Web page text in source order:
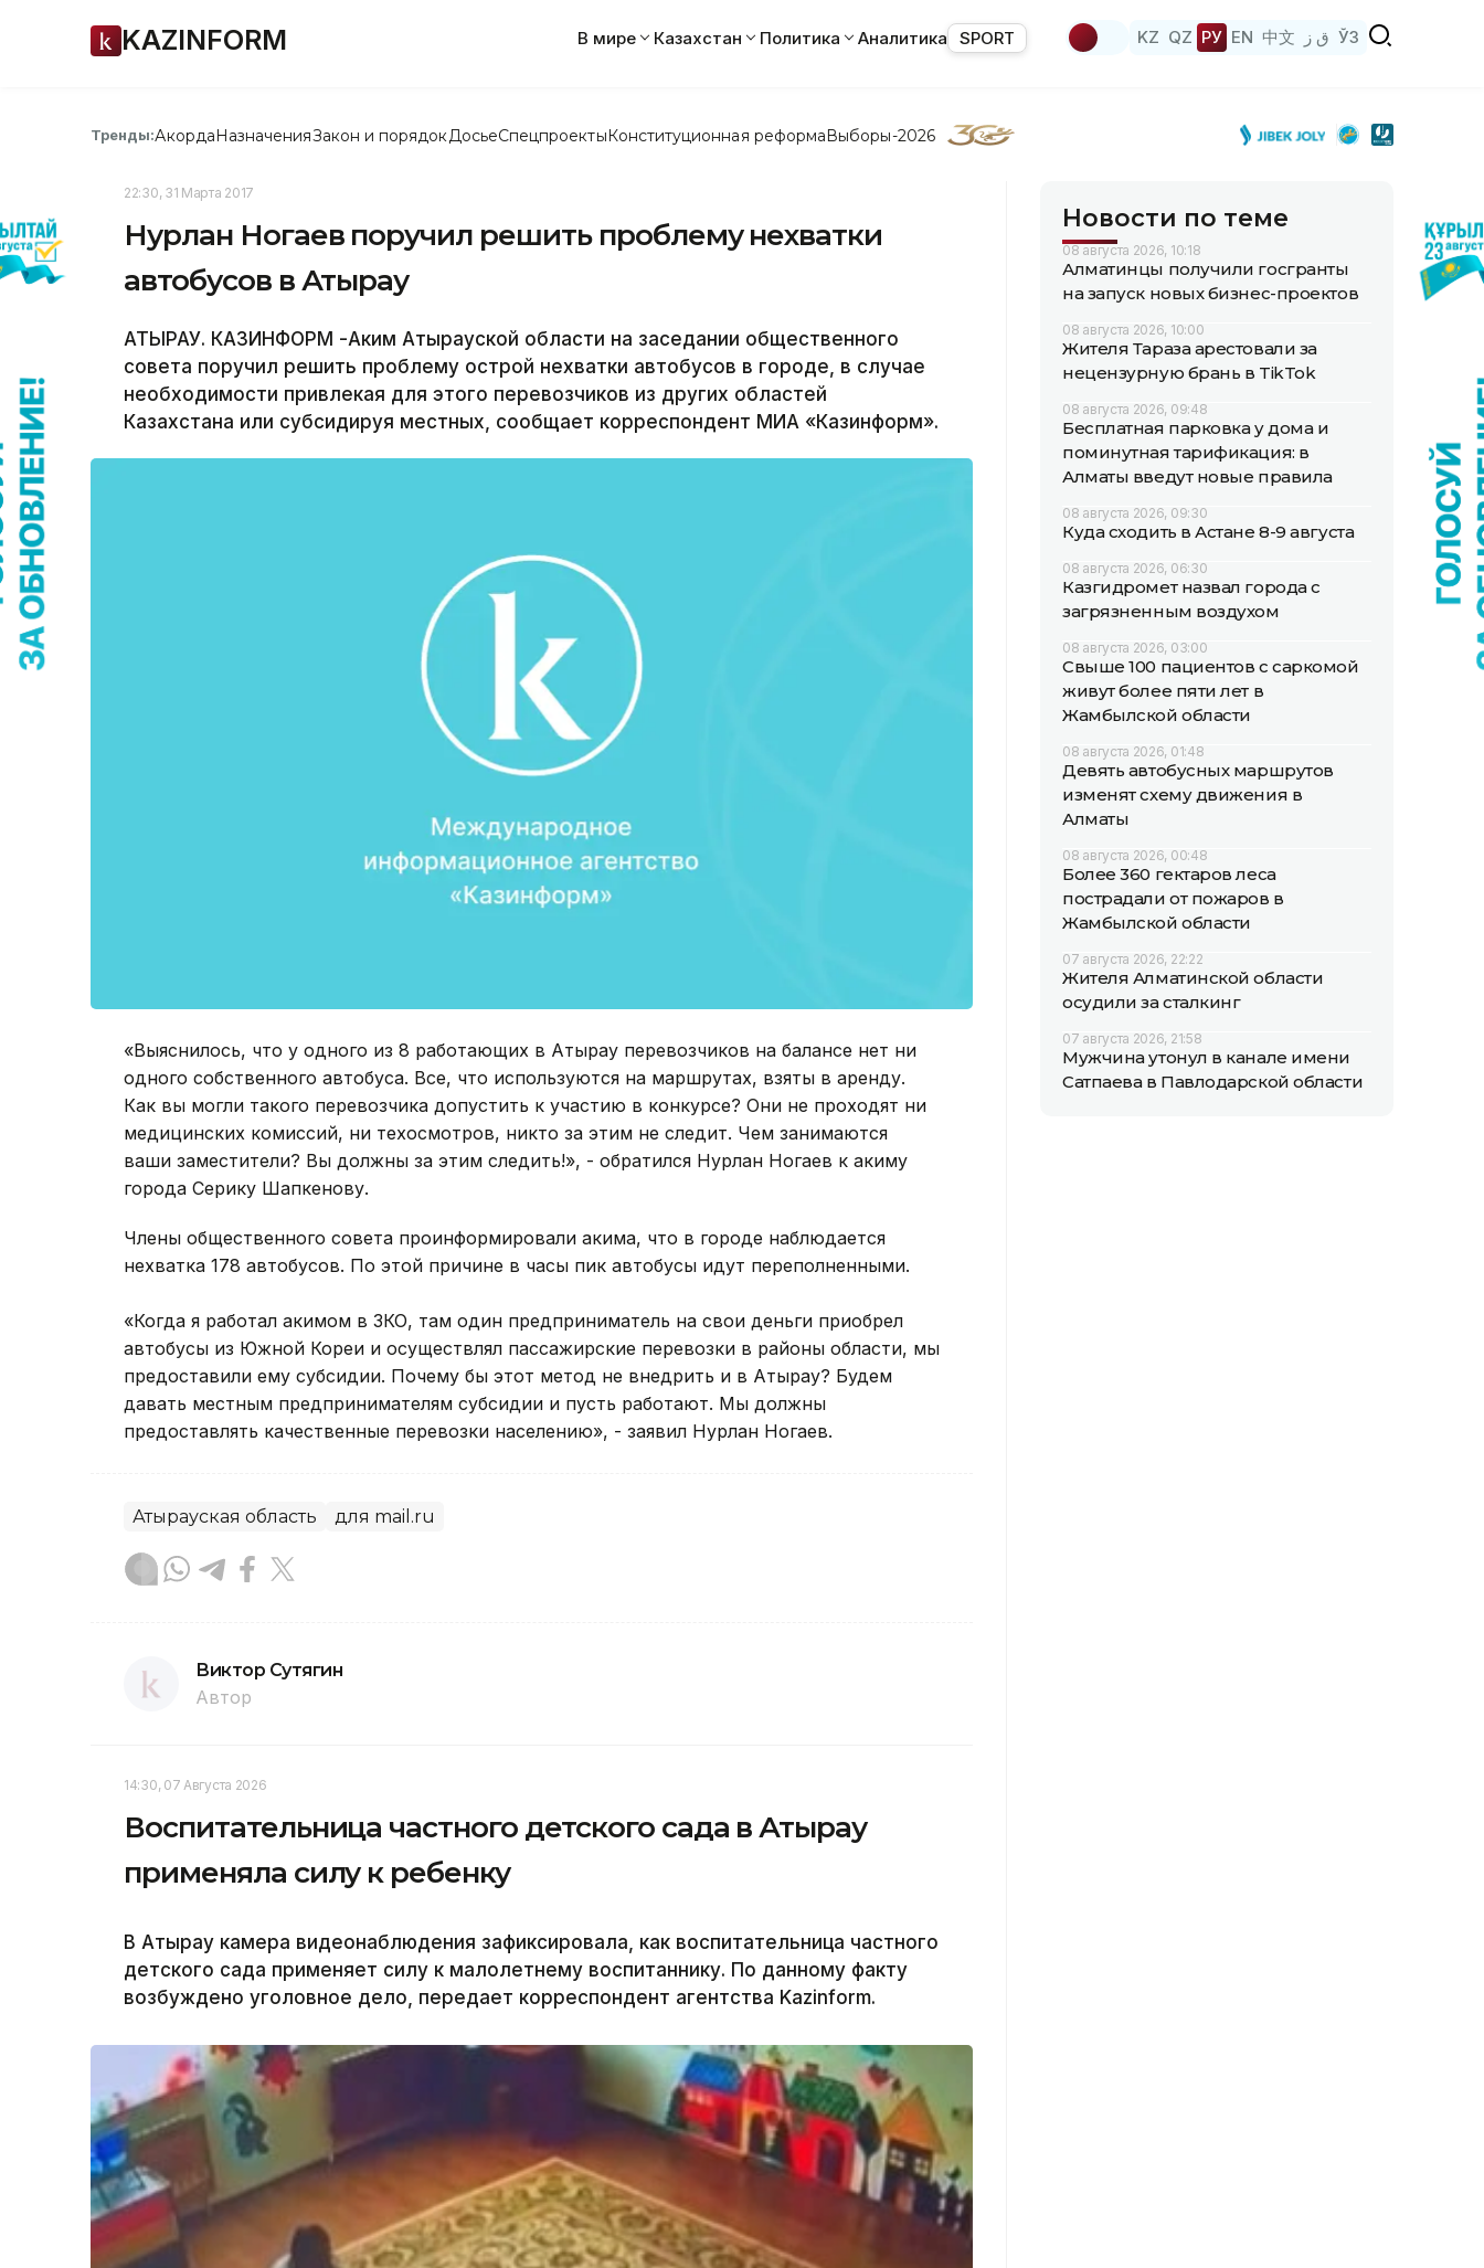
KAZINFORM В мире Казахстан Политика Аналитика SPORT KZ QZ РУ EN 中文 ق ز ЎЗ
Тренды:АкордаНазначенияЗакон и порядок ДосьеСпецпроектыКонституционная реформаВыборы-2026
22:30, 31 Марта 2017
Нурлан Ногаев поручил решить проблему нехватки
автобусов в Атырау
АТЫРАУ. КАЗИНФОРМ -Аким Атырауской области на заседании общественного
совета поручил решить проблему острой нехватки автобусов в городе, в случае
необходимости привлекая для этого перевозчиков из других областей
Казахстана или субсидируя местных, сообщает корреспондент МИА «Казинформ».
«Выяснилось, что у одного из 8 работающих в Атырау перевозчиков на балансе нет ни
одного собственного автобуса. Все, что используются на маршрутах, взяты в аренду.
Как вы могли такого перевозчика допустить к участию в конкурсе? Они не проходят ни
медицинских комиссий, ни техосмотров, никто за этим не следит. Чем занимаются
ваши заместители? Вы должны за этим следить!», - обратился Нурлан Ногаев к акиму
города Серику Шапкенову.
Члены общественного совета проинформировали акима, что в городе наблюдается
нехватка 178 автобусов. По этой причине в часы пик автобусы идут переполненными.
«Когда я работал акимом в ЗКО, там один предприниматель на свои деньги приобрел
автобусы из Южной Кореи и осуществлял пассажирские перевозки в районы области, мы
предоставили ему субсидии. Почему бы этот метод не внедрить и в Атырау? Будем
давать местным предпринимателям субсидии и пусть работают. Мы должны
предоставлять качественные перевозки населению», - заявил Нурлан Ногаев.
Атырауская область для mail.ru
Виктор Сутягин
Автор
14:30, 07 Августа 2026
Воспитательница частного детского сада в Атырау
применяла силу к ребенку
В Атырау камера видеонаблюдения зафиксировала, как воспитательница частного
детского сада применяет силу к малолетнему воспитаннику. По данному факту
возбуждено уголовное дело, передает корреспондент агентства Kazinform.
Новости по теме
08 августа 2026, 10:18
Алматинцы получили госгранты
на запуск новых бизнес-проектов
08 августа 2026, 10:00
Жителя Тараза арестовали за
нецензурную брань в TikTok
08 августа 2026, 09:48
Бесплатная парковка у дома и
поминутная тарификация: в
Алматы введут новые правила
08 августа 2026, 09:30
Куда сходить в Астане 8-9 августа
08 августа 2026, 06:30
Казгидромет назвал города с
загрязненным воздухом
08 августа 2026, 03:00
Свыше 100 пациентов с саркомой
живут более пяти лет в
Жамбылской области
08 августа 2026, 01:48
Девять автобусных маршрутов
изменят схему движения в
Алматы
08 августа 2026, 00:48
Более 360 гектаров леса
пострадали от пожаров в
Жамбылской области
07 августа 2026, 22:22
Жителя Алматинской области
осудили за сталкинг
07 августа 2026, 21:58
Мужчина утонул в канале имени
Сатпаева в Павлодарской области